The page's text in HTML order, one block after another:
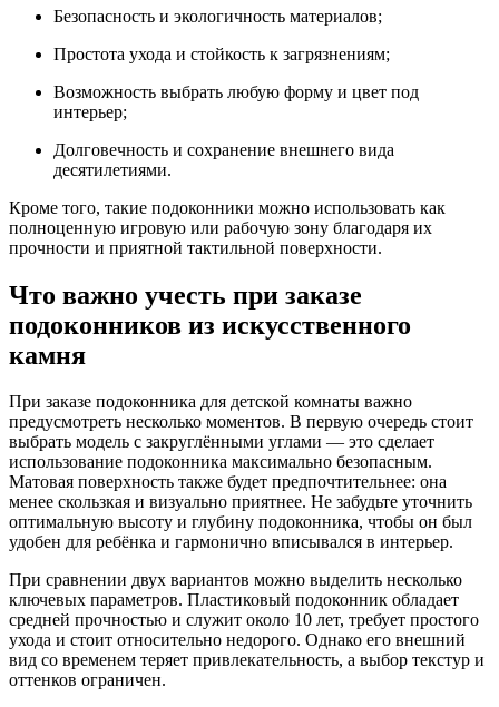
Безопасность и экологичность материалов;
Простота ухода и стойкость к загрязнениям;
Возможность выбрать любую форму и цвет под
интерьер;
Долговечность и сохранение внешнего вида
десятилетиями.
Кроме того, такие подоконники можно использовать как
полноценную игровую или рабочую зону благодаря их
прочности и приятной тактильной поверхности.
Что важно учесть при заказе
подоконников из искусственного
камня
При заказе подоконника для детской комнаты важно
предусмотреть несколько моментов. В первую очередь стоит
выбрать модель с закруглёнными углами — это сделает
использование подоконника максимально безопасным.
Матовая поверхность также будет предпочтительнее: она
менее скользкая и визуально приятнее. Не забудьте уточнить
оптимальную высоту и глубину подоконника, чтобы он был
удобен для ребёнка и гармонично вписывался в интерьер.
При сравнении двух вариантов можно выделить несколько
ключевых параметров. Пластиковый подоконник обладает
средней прочностью и служит около 10 лет, требует простого
ухода и стоит относительно недорого. Однако его внешний
вид со временем теряет привлекательность, а выбор текстур и
оттенков ограничен.